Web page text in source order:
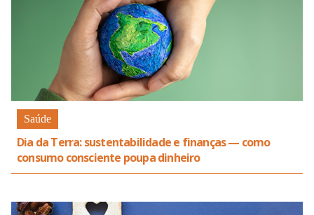
Saúde
Dia da Terra: sustentabilidade e finanças — como
consumo consciente poupa dinheiro